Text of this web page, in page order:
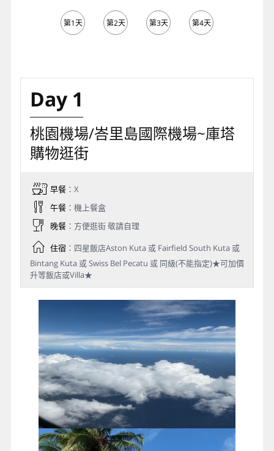
第1天 第2天 第3天 第4天
Day 1
桃園機場/峇里島國際機場~庫塔
購物逛街
早餐：X
午餐：機上餐盒
晚餐：方便逛街 敬請自理
住宿：四星飯店Aston Kuta 或 Fairfield South Kuta 或
Bintang Kuta 或 Swiss Bel Pecatu 或 同級(不能指定)★可加價
升等飯店或Villa★